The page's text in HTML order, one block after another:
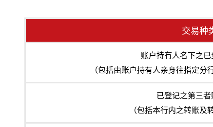
交易种
账户持有人名下之
（包括由账户持有人亲身往指定分
已登记之第三
（包括本行内之转账及